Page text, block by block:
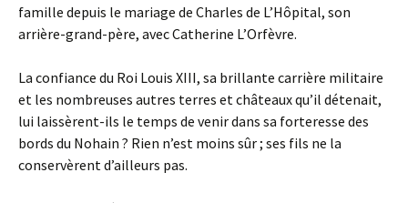
famille depuis le mariage de Charles de L’Hôpital, son
arrière-grand-père, avec Catherine L’Orfèvre.
La confiance du Roi Louis XIII, sa brillante carrière militaire
et les nombreuses autres terres et châteaux qu’il détenait,
lui laissèrent-ils le temps de venir dans sa forteresse des
bords du Nohain ? Rien n’est moins sûr ; ses fils ne la
conservèrent d’ailleurs pas.